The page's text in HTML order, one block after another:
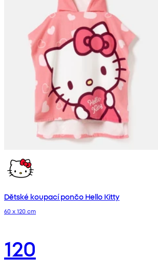
Dětské koupací pončo Hello Kitty
60 x 120 cm
120